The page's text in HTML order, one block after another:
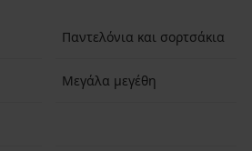
φυσικά υλικά για εσάς, όπως
Παντελόνια και σορτσάκια
Μεγάλα μεγέθη